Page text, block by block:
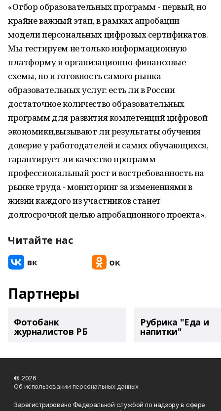
«Отбор образовательных программ - первый, но
крайне важный этап, в рамках апробации
модели персональных цифровых сертификатов.
Мы тестируем не только информационную
платформу и организационно-финансовые
схемы, но и готовность самого рынка
образовательных услуг: есть ли в России
достаточное количество образовательных
программ для развития компетенций цифровой
экономики,вызывают ли результаты обучения
доверие у работодателей и самих обучающихся,
гарантирует ли качество программ
профессиональный рост и востребованность на
рынке труда - мониторинг за изменениями в
жизни каждого из участников станет
долгосрочной целью апробационного проекта».
Читайте нас
Партнеры
Фотобанк
журналистов РБ
Рубрика "Еда и
напитки"
© 2026
Об использовании персональных данных
Зарегистрировано Федеральной службой по надзору в сфере